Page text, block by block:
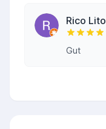
Rico Lito
Gut